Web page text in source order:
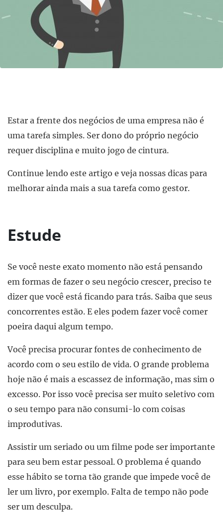
Estar a frente dos negócios de uma empresa não é
uma tarefa simples. Ser dono do próprio negócio
requer disciplina e muito jogo de cintura.
Continue lendo este artigo e veja nossas dicas para
melhorar ainda mais a sua tarefa como gestor.
Estude
Se você neste exato momento não está pensando
em formas de fazer o seu negócio crescer, preciso te
dizer que você está ficando para trás. Saiba que seus
concorrentes estão. E eles podem fazer você comer
poeira daqui algum tempo.
Você precisa procurar fontes de conhecimento de
acordo com o seu estilo de vida. O grande problema
hoje não é mais a escassez de informação, mas sim o
excesso. Por isso você precisa ser muito seletivo com
o seu tempo para não consumi-lo com coisas
improdutivas.
Assistir um seriado ou um filme pode ser importante
para seu bem estar pessoal. O problema é quando
esse hábito se torna tão grande que impede você de
ler um livro, por exemplo. Falta de tempo não pode
ser um desculpa.